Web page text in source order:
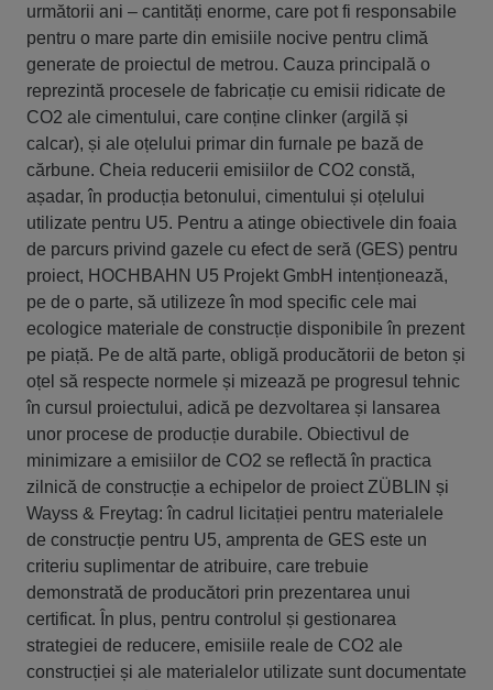
următorii ani – cantități enorme, care pot fi responsabile
pentru o mare parte din emisiile nocive pentru climă
generate de proiectul de metrou. Cauza principală o
reprezintă procesele de fabricație cu emisii ridicate de
CO2 ale cimentului, care conține clinker (argilă și
calcar), și ale oțelului primar din furnale pe bază de
cărbune. Cheia reducerii emisiilor de CO2 constă,
așadar, în producția betonului, cimentului și oțelului
utilizate pentru U5. Pentru a atinge obiectivele din foaia
de parcurs privind gazele cu efect de seră (GES) pentru
proiect, HOCHBAHN U5 Projekt GmbH intenționează,
pe de o parte, să utilizeze în mod specific cele mai
ecologice materiale de construcție disponibile în prezent
pe piață. Pe de altă parte, obligă producătorii de beton și
oțel să respecte normele și mizează pe progresul tehnic
în cursul proiectului, adică pe dezvoltarea și lansarea
unor procese de producție durabile. Obiectivul de
minimizare a emisiilor de CO2 se reflectă în practica
zilnică de construcție a echipelor de proiect ZÜBLIN și
Wayss & Freytag: în cadrul licitației pentru materialele
de construcție pentru U5, amprenta de GES este un
criteriu suplimentar de atribuire, care trebuie
demonstrată de producători prin prezentarea unui
certificat. În plus, pentru controlul și gestionarea
strategiei de reducere, emisiile reale de CO2 ale
construcției și ale materialelor utilizate sunt documentate